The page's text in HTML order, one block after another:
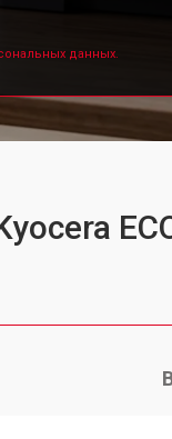
данных.